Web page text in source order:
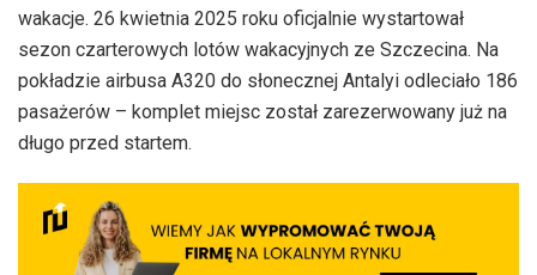
wakacje. 26 kwietnia 2025 roku oficjalnie wystartował
sezon czarterowych lotów wakacyjnych ze Szczecina. Na
pokładzie airbusa A320 do słonecznej Antalyi odleciało 186
pasażerów – komplet miejsc został zarezerwowany już na
długo przed startem.